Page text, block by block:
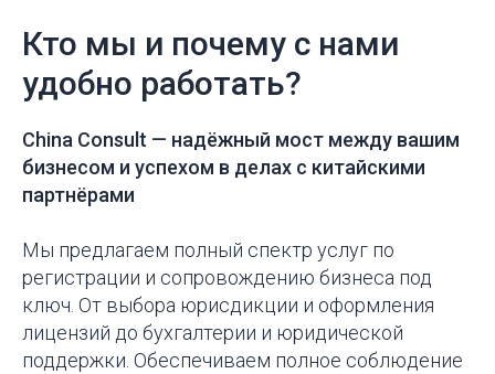
Кто мы и почему с нами
удобно работать?
China Consult — надёжный мост между вашим
бизнесом и успехом в делах с китайскими
партнёрами
Мы предлагаем полный спектр услуг по
регистрации и сопровождению бизнеса под
ключ. От выбора юрисдикции и оформления
лицензий до бухгалтерии и юридической
поддержки. Обеспечиваем полное соблюдение